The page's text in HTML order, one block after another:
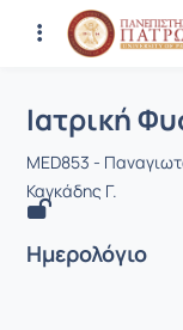
Μάθημα :
Κωδικός :
Ιατρική
MED853 -
Καγκάδης Γ.
Ημερολόγιο